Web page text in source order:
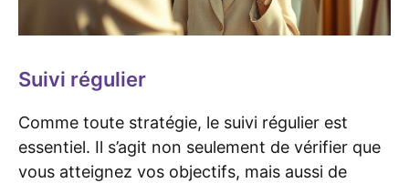
Suivi régulier
Comme toute stratégie, le suivi régulier est
essentiel. Il s’agit non seulement de vérifier que
vous atteignez vos objectifs, mais aussi de